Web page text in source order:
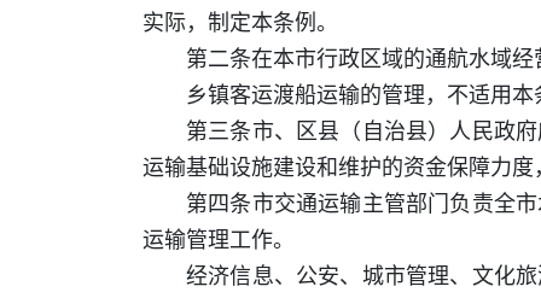
实际，制定本条例。
第二条在本市行政区域的通航水域
乡镇客运渡船运输的管理，不适用本
第三条市、区县（自治县）人民政
运输基础设施建设和维护的资金保障力
第四条市交通运输主管部门负责全
运输管理工作。
经济信息、公安、城市管理、文化